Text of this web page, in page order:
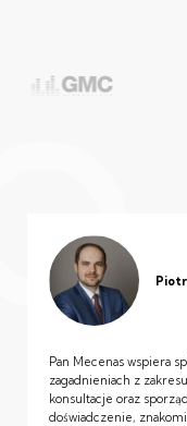
Pan Mecenas wspiera
zagadnieniach z
konsultacje oraz
doświadczenie,